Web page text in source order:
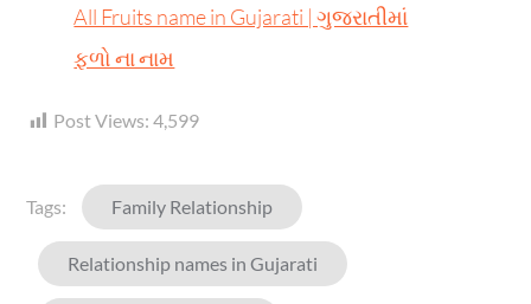
All Fruits name in Gujarati | ગુજરાતીમાં
ફળો ના નામ
Post Views: 4,599
Tags: Family Relationship
Relationship names in Gujarati